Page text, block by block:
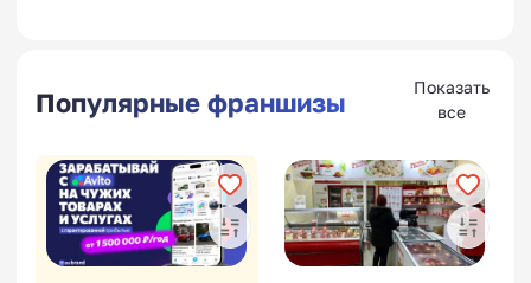
Популярные франшизы
Показать
все